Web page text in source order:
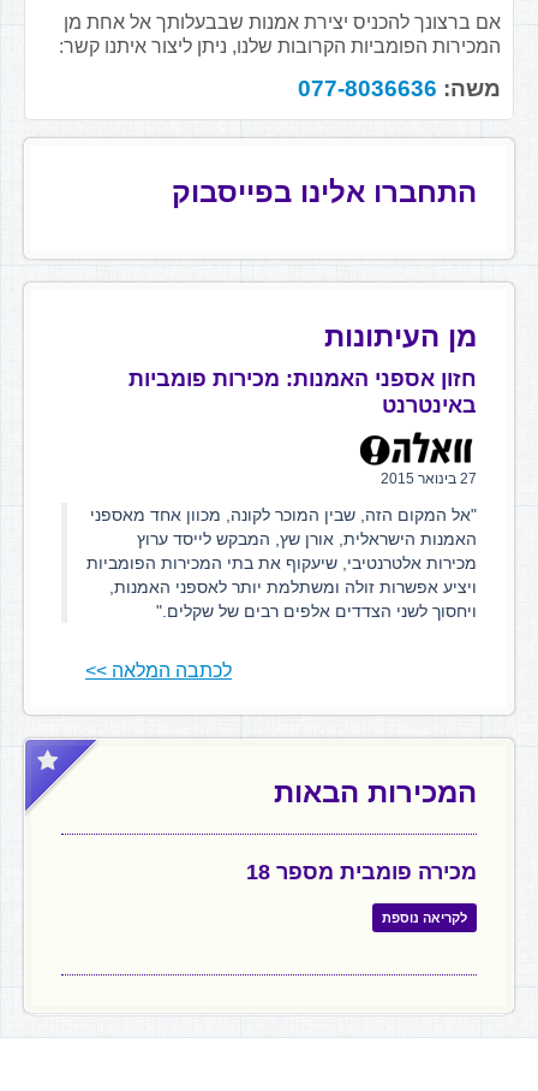
אם ברצונך להכניס יצירת אמנות שבבעלותך אל אחת מן
המכירות הפומביות הקרובות שלנו, ניתן ליצור איתנו קשר:
משה: 077-8036636
התחברו אלינו בפייסבוק
מן העיתונות
חזון אספני האמנות: מכירות פומביות
באינטרנט
27 בינואר 2015
"אל המקום הזה, שבין המוכר לקונה, מכוון אחד מאספני
האמנות הישראלית, אורן שץ, המבקש לייסד ערוץ
מכירות אלטרנטיבי, שיעקוף את בתי המכירות הפומביות
ויציע אפשרות זולה ומשתלמת יותר לאספני האמנות,
ויחסוך לשני הצדדים אלפים רבים של שקלים."
לכתבה המלאה >>
המכירות הבאות
מכירה פומבית מספר 18
לקריאה נוספת